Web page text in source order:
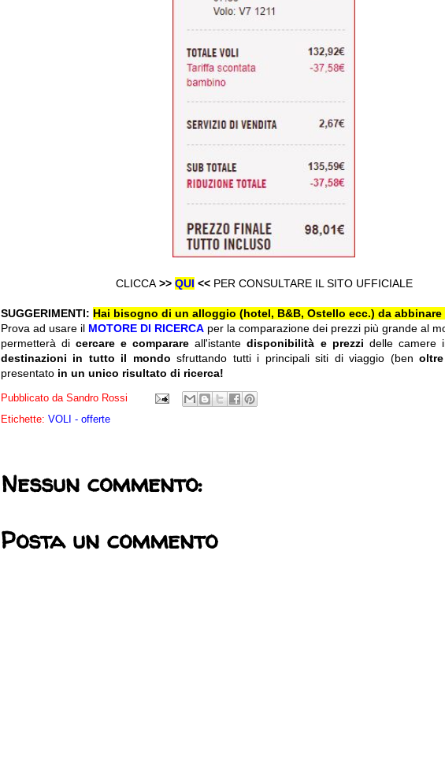
CLICCA >> QUI <<PER CONSULTARE IL SITO UFFICIALE
SUGGERIMENTI: Hai bisogno di un alloggio (hotel, B&B, Ostello ecc.) da abbinare
Prova ad usare il MOTORE DI RICERCA per la comparazione dei prezzi più grande al
permetterà dicercare e comparareall'istantedisponibilità e prezzi delle camere
destinazioni in tutto il mondo sfruttando tutti i principali siti di viaggio (ben
presentato in un unico risultato di ricerca!
Pubblicato da Sandro Rossi
Etichette: VOLI - offerte
Nessun commento:
Posta un commento